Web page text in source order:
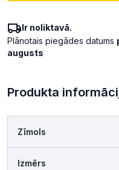
Ir noliktavā.
Plānotais piegādes datums
augusts
Produkta
Zīmols
Izmērs